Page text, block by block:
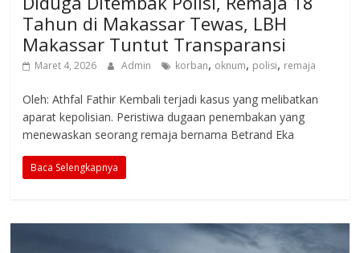
Tahun di Makassar Tewas, LBH
Makassar Tuntut Transparansi
Maret 4, 2026 Admin korban, oknum, polisi, remaja
Oleh: Athfal Fathir Kembali terjadi kasus yang melibatkan
aparat kepolisian. Peristiwa dugaan penembakan yang
menewaskan seorang remaja bernama Betrand Eka
Baca Selengkapnya